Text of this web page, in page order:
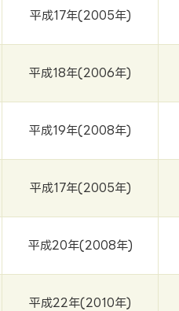
平成17年(2005年)
平成18年(2006年)
平成19年(2008年)
平成17年(2005年)
平成20年(2008年)
平成22年(2010年)